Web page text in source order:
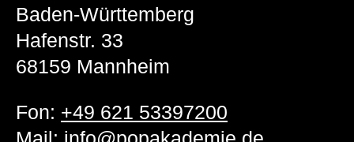
Baden-Württemberg
Hafenstr. 33
68159 Mannheim
Fon: +49 621 53397200